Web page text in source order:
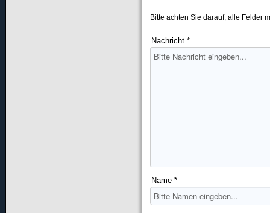
Bitte achten Sie darauf, alle Felder
Nachricht *
Name *